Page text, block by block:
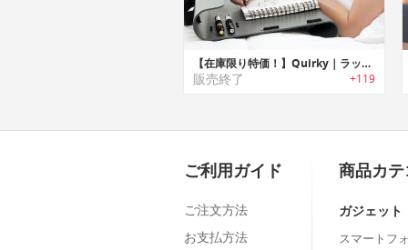
【在庫限り特価！】Quirky｜ラップデスクホルダー
販売終了 +119
ご利用ガイド
ご注文方法
お支払方法
商品カ
ガジェット
スマートフ